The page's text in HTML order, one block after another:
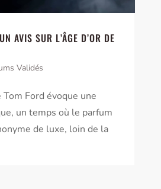
AVIS SUR L’ÂGE D’OR DE
Validés
Tom Ford évoque une
un temps où le parfum
de luxe, loin de la